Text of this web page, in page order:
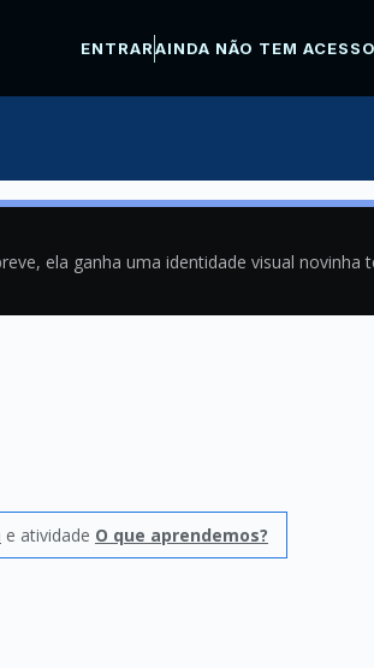
ENTRARAINDA NÃO TEM
ela ganha uma identidade visual novinha
e atividade O que aprendemos?